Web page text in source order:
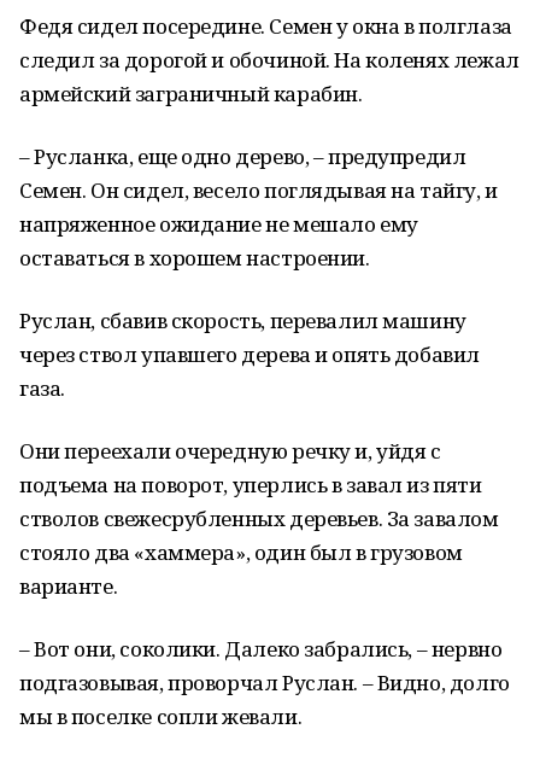
Федя сидел посередине. Семен у окна в полглаза
следил за дорогой и обочиной. На коленях лежал
армейский заграничный карабин.
– Русланка, еще одно дерево, – предупредил
Семен. Он сидел, весело поглядывая на тайгу, и
напряженное ожидание не мешало ему
оставаться в хорошем настроении.
Руслан, сбавив скорость, перевалил машину
через ствол упавшего дерева и опять добавил
газа.
Они переехали очередную речку и, уйдя с
подъема на поворот, уперлись в завал из пяти
стволов свежесрубленных деревьев. За завалом
стояло два «хаммера», один был в грузовом
варианте.
– Вот они, соколики. Далеко забрались, – нервно
подгазовывая, проворчал Руслан. – Видно, долго
мы в поселке сопли жевали.